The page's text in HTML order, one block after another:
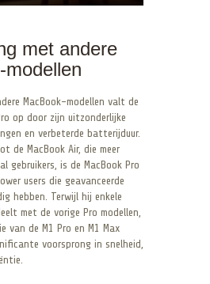
met andere
modellen
MacBook-modellen valt de
op door zijn uitzonderlijke
en verbeterde batterijduur.
de MacBook Air, die meer
gebruikers, is de MacBook Pro
users die geavanceerde
hebben. Terwijl hij enkele
met de vorige Pro modellen,
van de M1 Pro en M1 Max
voorsprong in snelheid,